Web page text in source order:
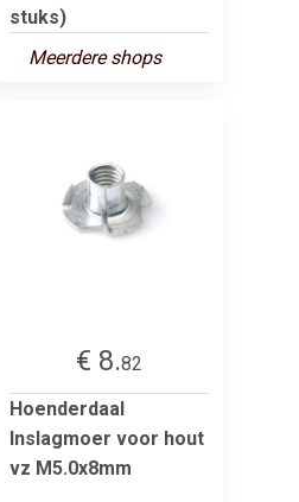
stuks)
Meerdere shops
€ 8.82
Hoenderdaal
Inslagmoer voor hout
vz M5.0x8mm